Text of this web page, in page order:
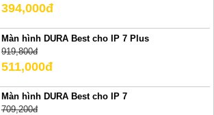
394,000đ
Màn hình DURA Best cho IP 7 Plus
919,800đ
511,000đ
Màn hình DURA Best cho IP 7
709,200đ